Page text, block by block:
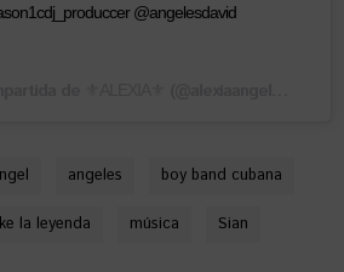
@angelesdavid
angeles boy band cubana
la leyenda música Sian